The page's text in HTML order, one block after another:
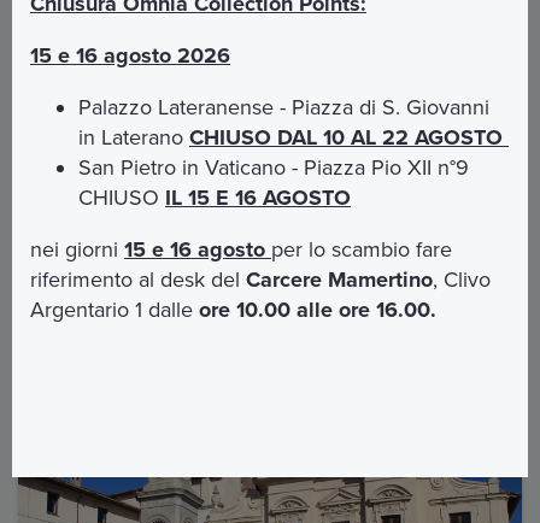
visita guidata
dell'orario prenotato per le opportune procedure
Orari del tour:il tour è disponibile alleore 10:00
Giorni disponibili: Sabato
(altri giorni su richiesta)
Lingue disponibili: Italiano
Aggiungi altre esperienze
15 e 16 agosto 2026
Palazzo Lateranense - Piazza di S. Giovanni
in LateranoCHIUSO DAL 10 AL 22 AGOSTO
San Pietro in Vaticano - Piazza Pio XII n°9
CHIUSO IL 15 E 16 AGOSTO
nei giorni15 e 16 agosto per lo scambio fare
riferimento al desk delCarcere Mamertino, Clivo
Argentario 1 dalleore 10.00 alle ore 16.00.